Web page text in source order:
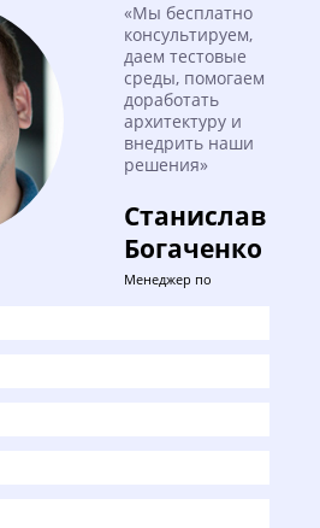
«Мы бесплатно
консультируем,
даем тестовые
среды, помогаем
доработать
архитектуру и
внедрить наши
решения»
Станислав
Богаченко
Менеджер по